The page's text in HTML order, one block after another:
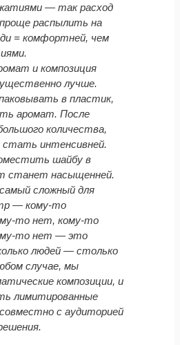
— так расход
распылить на
= комфортней, чем
и композиция
лучше.
в пластик,
аромат. После
количества,
интенсивней.
шайбу в
станет насыщенней.
сложный для
— кому-то
то нет, кому-то
то нет — это
людей — столько
случае, мы
композиции, и
лимитированные
с аудиторией